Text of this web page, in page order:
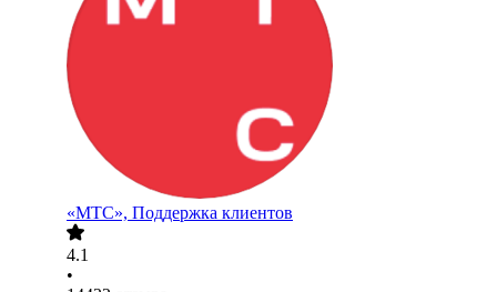
«МТС», Поддержка клиентов
4.1
•